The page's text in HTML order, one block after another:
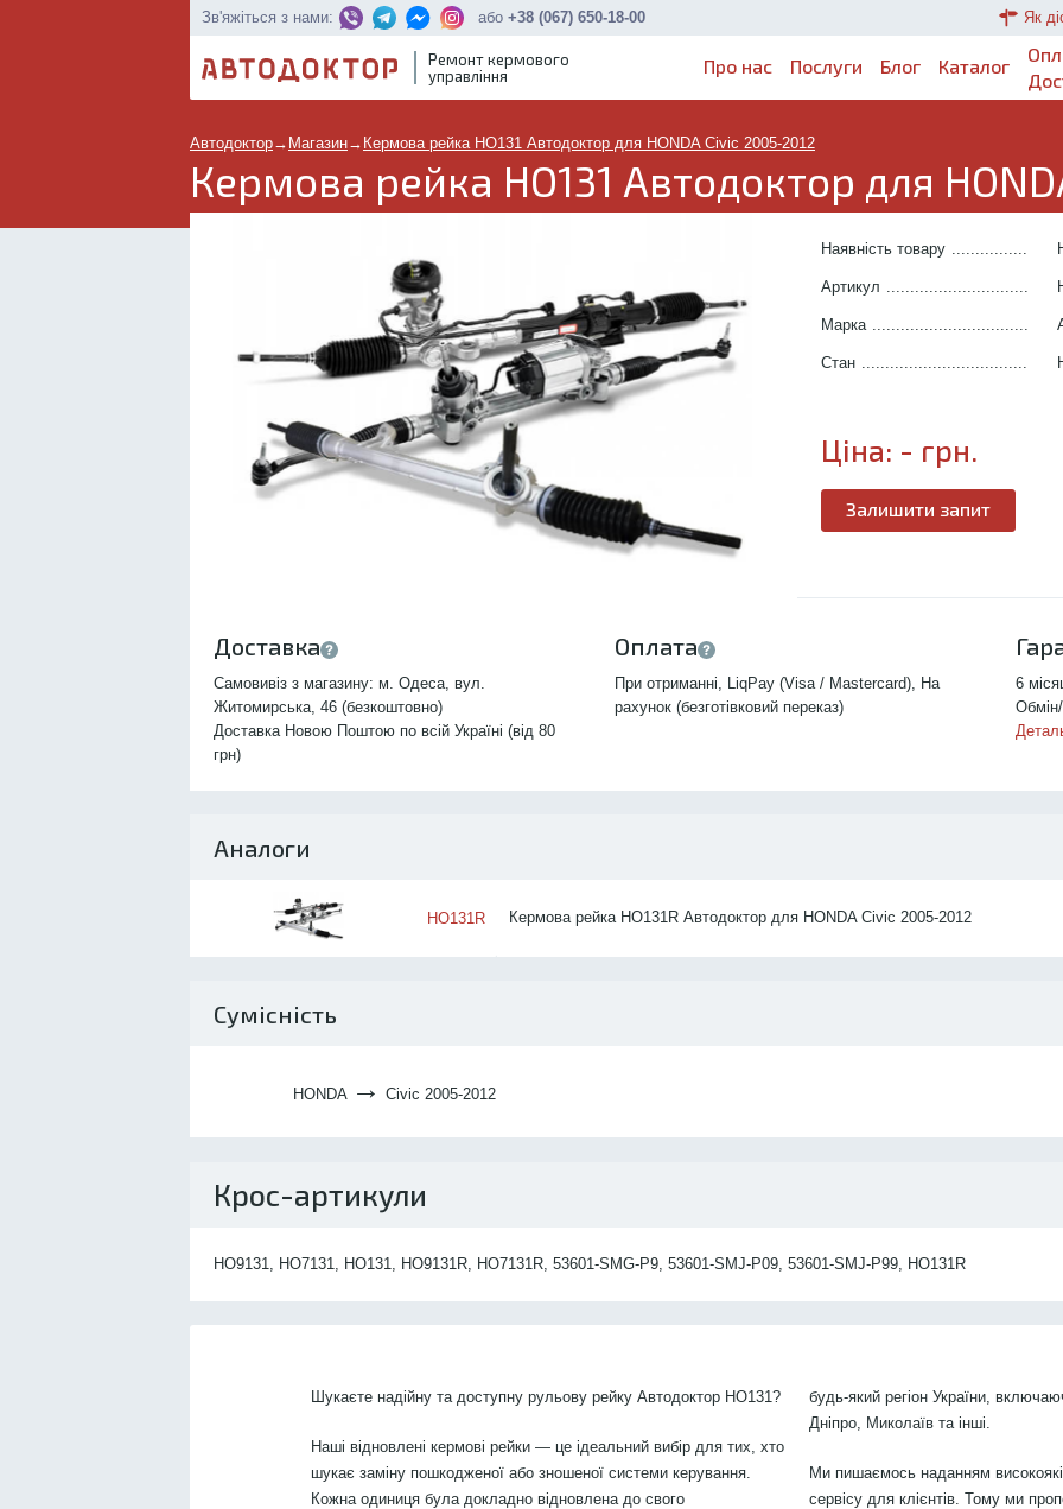
Зв'яжіться з нами: або +38 (067) 650-18-00 Як
Ремонт кермового
управління
Про нас Послуги Блог Каталог
Автодоктор→ Магазин→ Кермова рейка HO131 Автодоктор для HONDA Civic 2005-2012
Кермова рейка HO131 Автодоктор для
Наявність товару
Артикул
Марка
Стан
Ціна: - грн.
Залишити запит
Доставка
Самовивіз з магазину: м. Одеса, вул.
Житомирська, 46 (безкоштовно)
Доставка Новою Поштою по всій Україні (від 80
грн)
Оплата
При отриманні, LiqPay (Visa / Mastercard), На
рахунок (безготівковий переказ)
6
Аналоги
HO131R Кермова рейка HO131R Автодоктор для HONDA Civic 2005-2012
Сумісність
HONDA → Civic 2005-2012
Крос-артикули
HO9131, HO7131, HO131, HO9131R, HO7131R, 53601-SMG-P9, 53601-SMJ-P09, 53601-SMJ-P99, HO131R
Шукаєте надійну та доступну рульову рейку Автодоктор HO131?
Наші відновлені кермові рейки — це ідеальний вибір для тих, хто
шукає заміну пошкодженої або зношеної системи керування.
Кожна одиниця була докладно відновлена до свого
будь-який регіон України,
Дніпро, Миколаїв та інші.
Ми пишаємось наданням
сервісу для клієнтів. Тому ми